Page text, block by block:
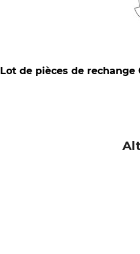
Lot de pièces de